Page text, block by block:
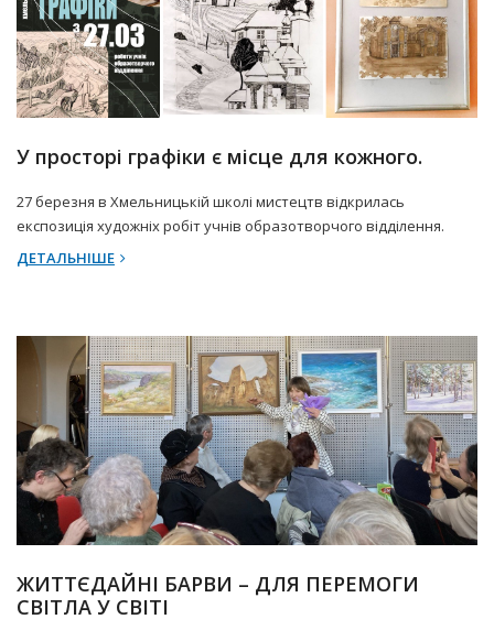
27 Березня 2025 р. Прес-центр
У просторі графіки є місце для кожного.
27 березня в Хмельницькій школі мистецтв відкрилась
експозиція художніх робіт учнів образотворчого відділення.
ДЕТАЛЬНІШЕ
22 Березня 2025 р. Прес-центр
ЖИТТЄДАЙНІ БАРВИ – ДЛЯ ПЕРЕМОГИ
СВІТЛА У СВІТІ